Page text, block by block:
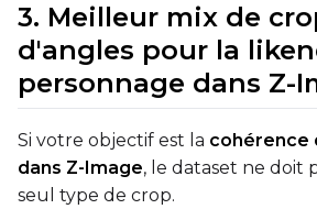
3. Meilleur mix de
d'angles pour la
personnage dans Z-
Si votre objectif est la cohérence
dans Z-Image, le dataset ne doit
seul type de crop.